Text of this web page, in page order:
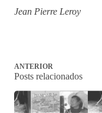
Jean Pierre Leroy
ANTERIOR
Posts relacionados